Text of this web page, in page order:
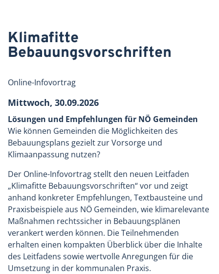
Klimafitte
Bebauungsvorschriften
Online-Infovortrag
Mittwoch, 30.09.2026
Lösungen und Empfehlungen für NÖ Gemeinden
Wie können Gemeinden die Möglichkeiten des
Bebauungsplans gezielt zur Vorsorge und
Klimaanpassung nutzen?
Der Online-Infovortrag stellt den neuen Leitfaden
„Klimafitte Bebauungsvorschriften“ vor und zeigt
anhand konkreter Empfehlungen, Textbausteine und
Praxisbeispiele aus NÖ Gemeinden, wie klimarelevante
Maßnahmen rechtssicher in Bebauungsplänen
verankert werden können. Die Teilnehmenden
erhalten einen kompakten Überblick über die Inhalte
des Leitfadens sowie wertvolle Anregungen für die
Umsetzung in der kommunalen Praxis.